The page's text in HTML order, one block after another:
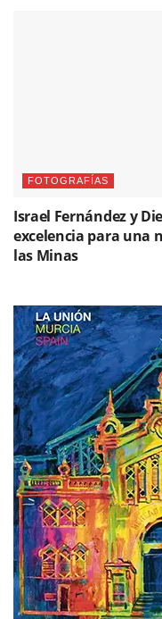
FOTOGRAFÍAS
Israel Fernández y
excelencia para una
las Minas